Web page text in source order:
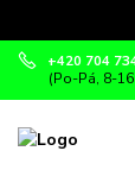
+420 704
(Po-Pá, 8-